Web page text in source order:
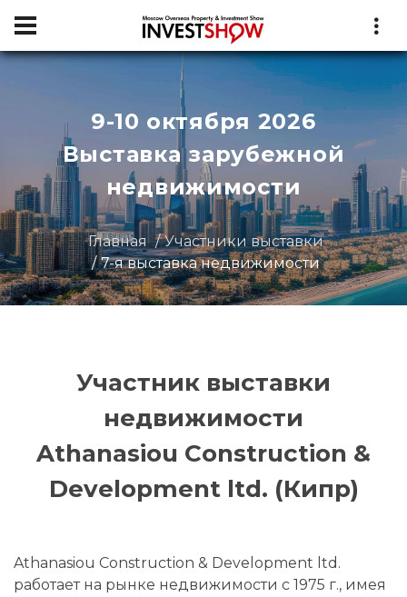
9-10 октября 2026
Выставка зарубежной
недвижимости
Главная
Участники выставки
7-я выставка недвижимости
Участник выставки
недвижимости
Athanasiou Construction &
Development ltd. (Кипр)
Athanasiou Construction & Development ltd.
работает на рынке недвижимости с 1975 г., имея